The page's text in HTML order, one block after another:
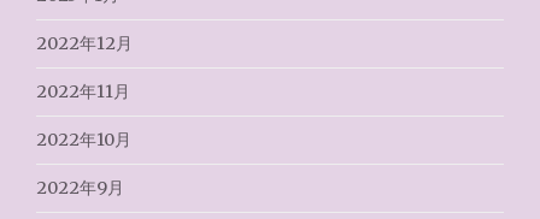
2022年12月
2022年11月
2022年10月
2022年9月